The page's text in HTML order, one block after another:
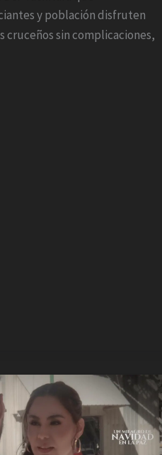
y población disfruten
cruceños sin complicaciones,